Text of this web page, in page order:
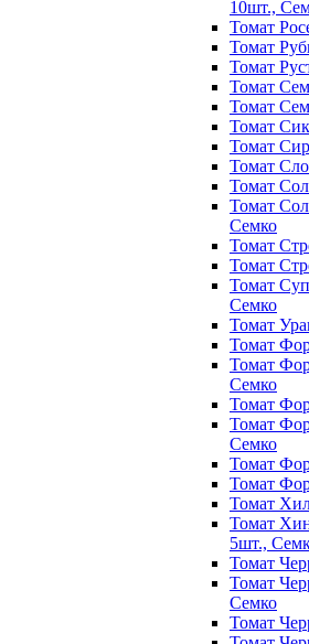
10шт.,
Томат
Томат
Томат
Томат
Томат
Томат
Томат
Томат
Томат
Томат
Семко
Томат
Томат
Томат
Семко
Томат
Томат
Томат
Семко
Томат
Томат
Семко
Томат
Томат
Томат
Томат
5шт.,
Томат
Томат
Семко
Томат